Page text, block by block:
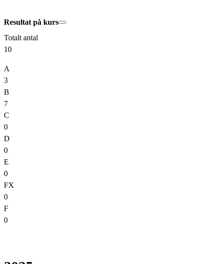
Resultat på kurs
Totalt antal
10
A
3
B
7
C
0
D
0
E
0
FX
0
F
0